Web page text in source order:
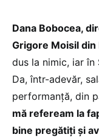
Dana Bobocea,
Grigore Moisil
dus la nimic, iar în
Da, într-adevăr,
performanță, din
mă refeream la
bine pregătiți și